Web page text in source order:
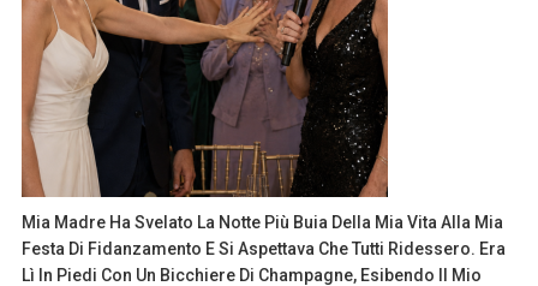
Mia Madre Ha Svelato La Notte Più Buia Della Mia Vita Alla Mia
Festa Di Fidanzamento E Si Aspettava Che Tutti Ridessero. Era
Lì In Piedi Con Un Bicchiere Di Champagne, Esibendo Il Mio